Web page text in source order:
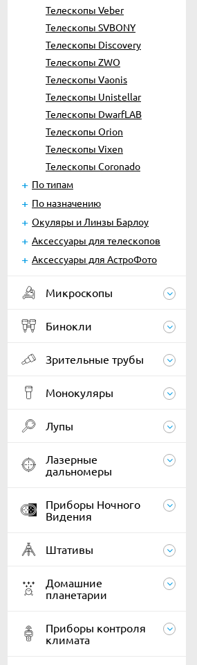
Телескопы Veber
Телескопы SVBONY
Телескопы Discovery
Телескопы ZWO
Телескопы Vaonis
Телескопы Unistellar
Телескопы DwarfLAB
Телескопы Orion
Телескопы Vixen
Телескопы Coronado
По типам
По назначению
Окуляры и Линзы Барлоу
Аксессуары для телескопов
Аксессуары для АстроФото
Микроскопы
Бинокли
Зрительные трубы
Монокуляры
Лупы
Лазерные
дальномеры
Приборы Ночного
Видения
Штативы
Домашние
планетарии
Приборы контроля
климата